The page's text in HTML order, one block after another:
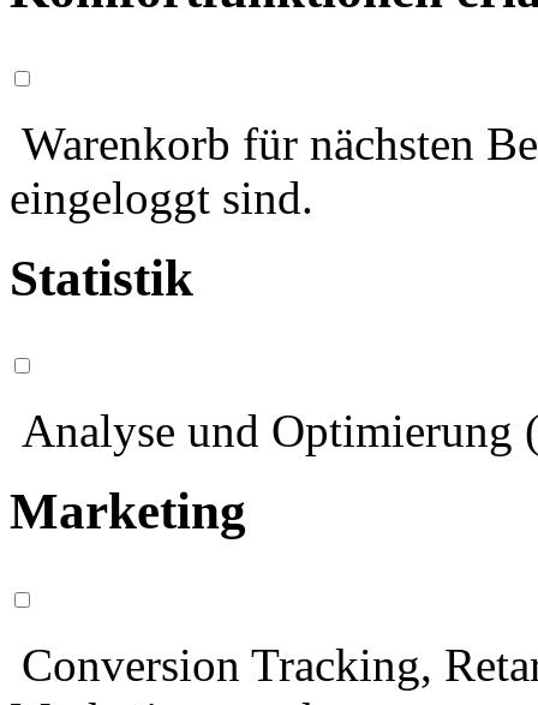
Warenkorb für nächsten
eingeloggt sind.
Statistik
Analyse und Optimierung
Marketing
Conversion Tracking,